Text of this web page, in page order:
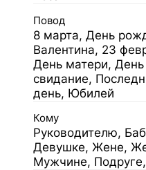
Повод
8 марта, День
Валентина, 23
День матери,
свидание,
день, Юбилей
Кому
Руководителю,
Девушке, Жене,
Мужчине,